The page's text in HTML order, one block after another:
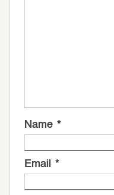
Name *
Email *